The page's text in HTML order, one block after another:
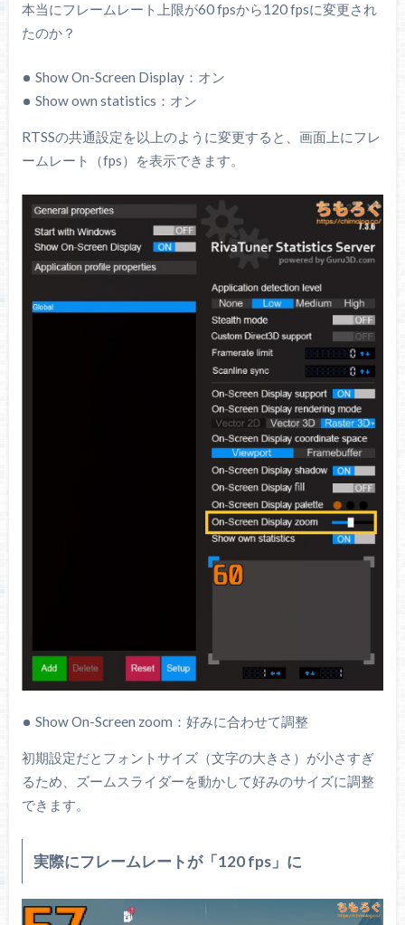
本当にフレームレート上限が60 fpsから120 fpsに変更され
たのか？
Show On-Screen Display：オン
Show own statistics：オン
RTSSの共通設定を以上のように変更すると、画面上にフレ
ームレート（fps）を表示できます。
Show On-Screen zoom：好みに合わせて調整
初期設定だとフォントサイズ（文字の大きさ）が小さすぎ
るため、ズームスライダーを動かして好みのサイズに調整
できます。
実際にフレームレートが「120 fps」に